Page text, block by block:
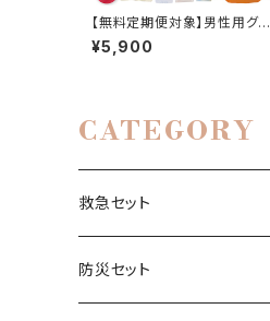
【無料定期便対象】男性用グッ
ズ入り 基本の防災セット 1
人用 20品33点 プロの防災
¥5,900
CATEGORY
救急セット
救急セットS（A5ポーチ）
防災セット